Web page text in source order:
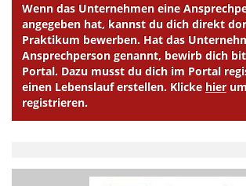
Wenn das Unternehmen eine
angegeben hat, kannst du dich direkt
Praktikum bewerben. Hat das
Ansprechperson genannt, bewirb dich
Portal. Dazu musst du dich im Portal
einen Lebenslauf erstellen. Klicke hier
registrieren.